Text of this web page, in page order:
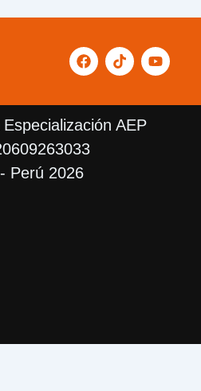
F
a
b
o
k
T
i
o
k
Y
o
u
AEP
Perú 2026